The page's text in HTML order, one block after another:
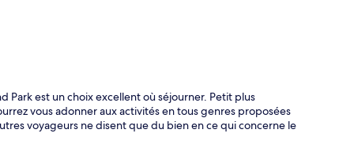
Park est un choix excellent où séjourner. Petit plus
vous adonner aux activités en tous genres proposées
voyageurs ne disent que du bien en ce qui concerne le